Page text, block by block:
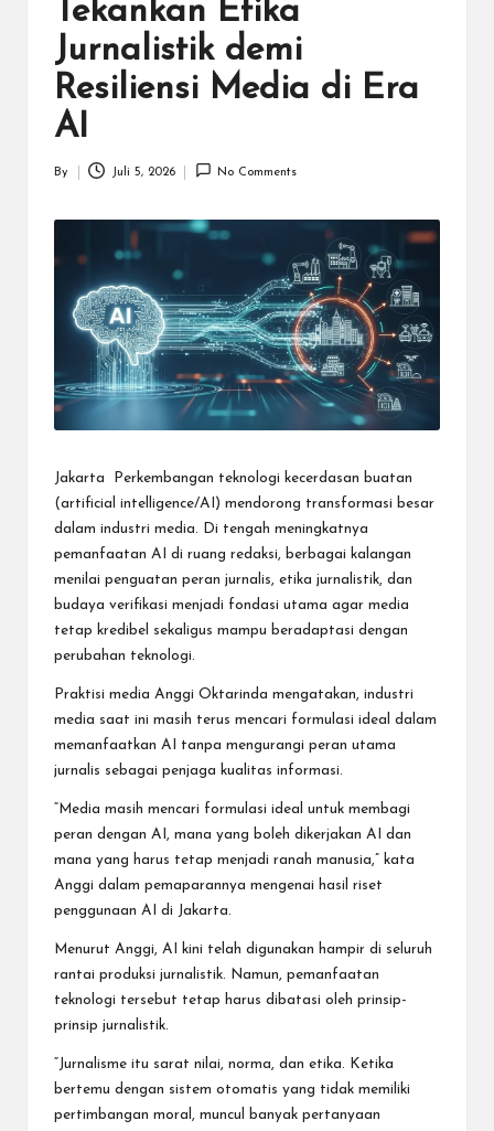
O
Tekankan Etika
Jurnalistik demi
Resiliensi Media di Era
AI
Posted
By Juli 5, 2026 No Comments
Jakarta  Perkembangan teknologi kecerdasan buatan
(artificial intelligence/AI) mendorong transformasi besar
dalam industri media. Di tengah meningkatnya
pemanfaatan AI di ruang redaksi, berbagai kalangan
menilai penguatan peran jurnalis, etika jurnalistik, dan
budaya verifikasi menjadi fondasi utama agar media
tetap kredibel sekaligus mampu beradaptasi dengan
perubahan teknologi.
Praktisi media Anggi Oktarinda mengatakan, industri
media saat ini masih terus mencari formulasi ideal dalam
memanfaatkan AI tanpa mengurangi peran utama
jurnalis sebagai penjaga kualitas informasi.
“Media masih mencari formulasi ideal untuk membagi
peran dengan AI, mana yang boleh dikerjakan AI dan
mana yang harus tetap menjadi ranah manusia,” kata
Anggi dalam pemaparannya mengenai hasil riset
penggunaan AI di Jakarta.
Menurut Anggi, AI kini telah digunakan hampir di seluruh
rantai produksi jurnalistik. Namun, pemanfaatan
teknologi tersebut tetap harus dibatasi oleh prinsip-
prinsip jurnalistik.
“Jurnalisme itu sarat nilai, norma, dan etika. Ketika
bertemu dengan sistem otomatis yang tidak memiliki
pertimbangan moral, muncul banyak pertanyaan